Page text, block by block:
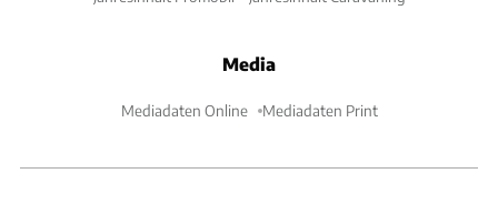
Media
Mediadaten Online Mediadaten Print